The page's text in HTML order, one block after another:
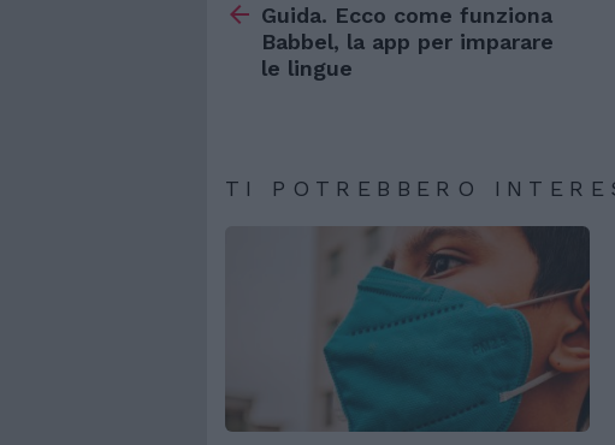
di
Guida. Ecco come funziona
Babbel, la app per imparare
le lingue
TI POTREBBERO